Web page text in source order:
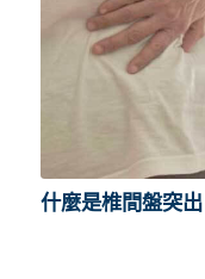
什麼是椎間盤突